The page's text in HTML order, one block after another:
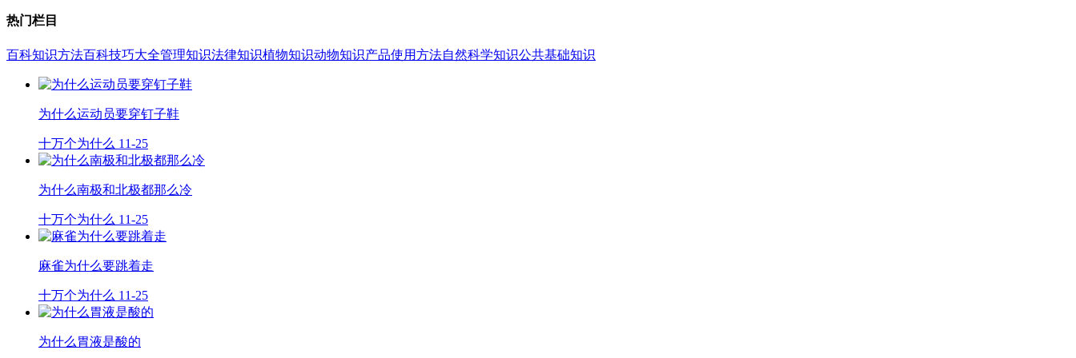
热门栏目
百科知识方法百科技巧大全管理知识法律知识植物知识动物知识产品使用方法自然科学知识公共基础知识
为什么运动员要穿钉子鞋
十万个为什么 11-25
为什么南极和北极都那么冷
十万个为什么 11-25
麻雀为什么要跳着走
十万个为什么 11-25
为什么胃液是酸的